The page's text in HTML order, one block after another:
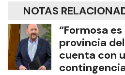
NOTAS
“Formosa
provincia
cuenta con